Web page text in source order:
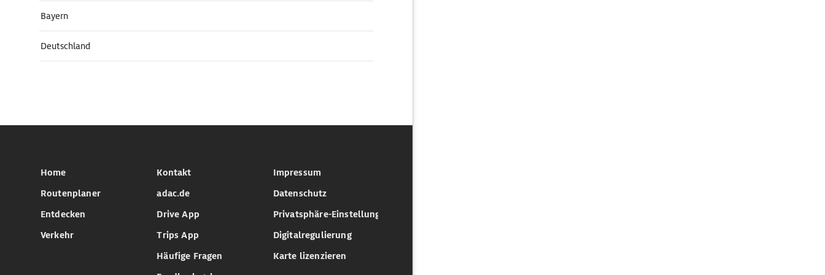
Bayern
Deutschland
Home
Routenplaner
Entdecken
Verkehr
Kontakt
adac.de
Drive App
Trips App
Häufige Fragen
Impressum
Datenschutz
Privatsphäre-Einstellungen
Digitalregulierung
Karte lizenzieren